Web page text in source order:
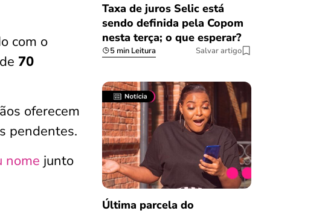
com o
70
oferecem
pendentes.
nome junto
Taxa de juros Selic está
sendo definida pela Copom
nesta terça; o que esperar?
5 min Leitura Salvar artigo
Última parcela do